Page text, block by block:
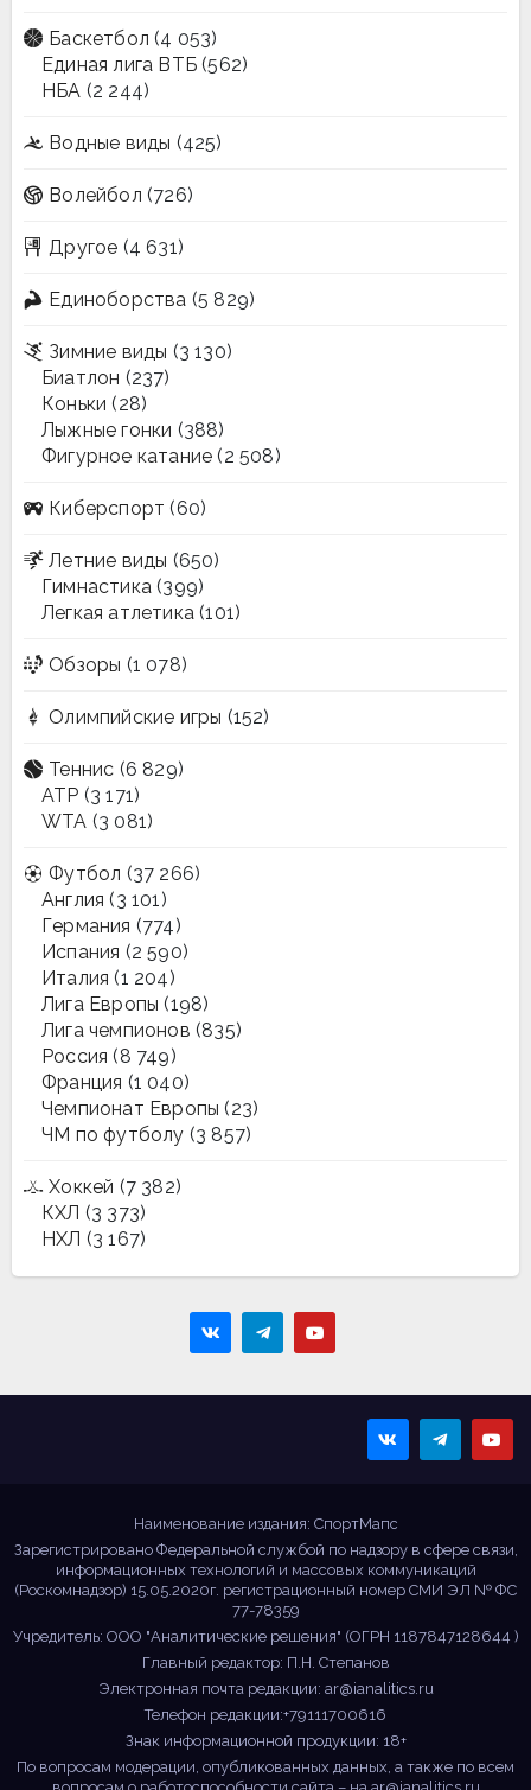
Баскетбол (4 053)
Единая лига ВТБ (562)
НБА (2 244)
Водные виды (425)
Волейбол (726)
Другое (4 631)
Единоборства (5 829)
Зимние виды (3 130)
Биатлон (237)
Коньки (28)
Лыжные гонки (388)
Фигурное катание (2 508)
Киберспорт (60)
Летние виды (650)
Гимнастика (399)
Легкая атлетика (101)
Обзоры (1 078)
Олимпийские игры (152)
Теннис (6 829)
ATP (3 171)
WTA (3 081)
Футбол (37 266)
Англия (3 101)
Германия (774)
Испания (2 590)
Италия (1 204)
Лига Европы (198)
Лига чемпионов (835)
Россия (8 749)
Франция (1 040)
Чемпионат Европы (23)
ЧМ по футболу (3 857)
Хоккей (7 382)
КХЛ (3 373)
НХЛ (3 167)
Наименование издания: СпортМапс
Зарегистрировано Федеральной службой по надзору в сфере связи,
информационных технологий и массовых коммуникаций
(Роскомнадзор) 15.05.2020г. регистрационный номер СМИ ЭЛ № ФС
77-78359
Учредитель: ООО "Аналитические решения" (ОГРН 1187847128644 )
Главный редактор: П.Н. Степанов
Электронная почта редакции: ar@ianalitics.ru
Телефон редакции:+79111700616
Знак информационной продукции: 18+
По вопросам модерации, опубликованных данных, а также по всем